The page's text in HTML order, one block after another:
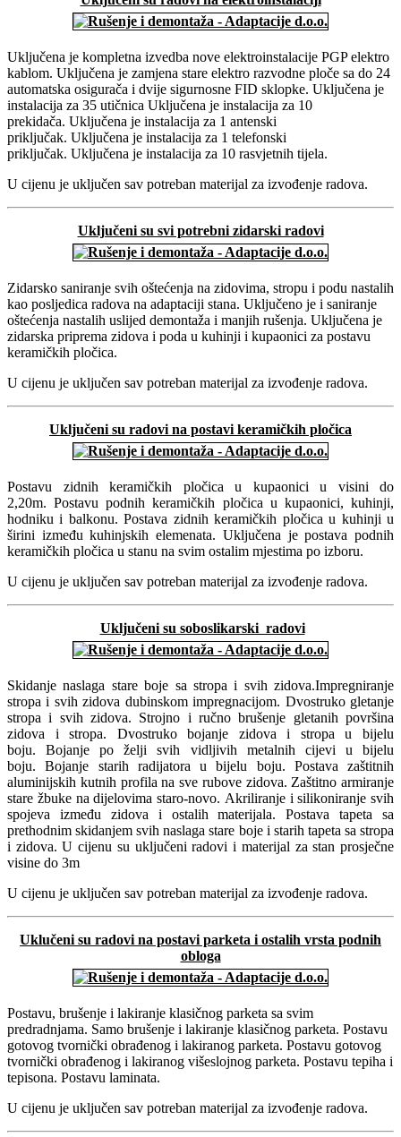
Uključena je kompletna izvedba nove elektroinstalacije PGP elektro
kablom. Uključena je zamjena stare elektro razvodne ploče sa do 24
automatska osigurača i dvije sigurnosne FID sklopke. Uključena je
instalacija za 35 utičnica Uključena je instalacija za 10
prekidača. Uključena je instalacija za 1 antenski
priključak. Uključena je instalacija za 1 telefonski
priključak. Uključena je instalacija za 10 rasvjetnih tijela.
U cijenu je uključen sav potreban materijal za izvođenje radova.
Uključeni su svi potrebni zidarski radovi
Zidarsko saniranje svih oštećenja na zidovima, stropu i podu nastalih
kao posljedica radova na adaptaciji stana. Uključeno je i saniranje
oštećenja nastalih uslijed demontaža i manjih rušenja. Uključena je
zidarska priprema zidova i poda u kuhinji i kupaonici za postavu
keramičkih pločica.
U cijenu je uključen sav potreban materijal za izvođenje radova.
Uključeni su radovi na postavi keramičkih pločica
Postavu zidnih keramičkih pločica u kupaonici u visini do
2,20m. Postavu podnih keramičkih pločica u kupaonici, kuhinji,
hodniku i balkonu. Postava zidnih keramičkih pločica u kuhinji u
širini između kuhinjskih elemenata. Uključena je postava podnih
keramičkih pločica u stanu na svim ostalim mjestima po izboru.
U cijenu je uključen sav potreban materijal za izvođenje radova.
Uključeni su soboslikarski radovi
Skidanje naslaga stare boje sa stropa i svih zidova.Impregniranje
stropa i svih zidova dubinskom impregnacijom. Dvostruko gletanje
stropa i svih zidova. Strojno i ručno brušenje gletanih površina
zidova i stropa. Dvostruko bojanje zidova i stropa u bijelu
boju. Bojanje po želji svih vidljivih metalnih cijevi u bijelu
boju. Bojanje starih radijatora u bijelu boju. Postava zaštitnih
aluminijskih kutnih profila na sve rubove zidova. Zaštitno armiranje
stare žbuke na dijelovima staro-novo. Akriliranje i silikoniranje svih
spojeva između zidova i ostalih materijala. Postava tapeta sa
prethodnim skidanjem svih naslaga stare boje i starih tapeta sa stropa
i zidova. U cijenu su uključeni radovi i materijal za stan prosječne
visine do 3m
U cijenu je uključen sav potreban materijal za izvođenje radova.
Uklučeni su radovi na postavi parketa i ostalih vrsta podnih
obloga
Postavu, brušenje i lakiranje klasičnog parketa sa svim
predradnjama. Samo brušenje i lakiranje klasičnog parketa. Postavu
gotovog tvornički obrađenog i lakiranog parketa. Postavu gotovog
tvornički obrađenog i lakiranog višeslojnog parketa. Postavu tepiha i
tepisona. Postavu laminata.
U cijenu je uključen sav potreban materijal za izvođenje radova.